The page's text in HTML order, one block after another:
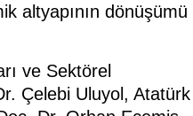
altyapının dönüşümü
ve Sektörel
Çelebi Uluyol, Atatürk